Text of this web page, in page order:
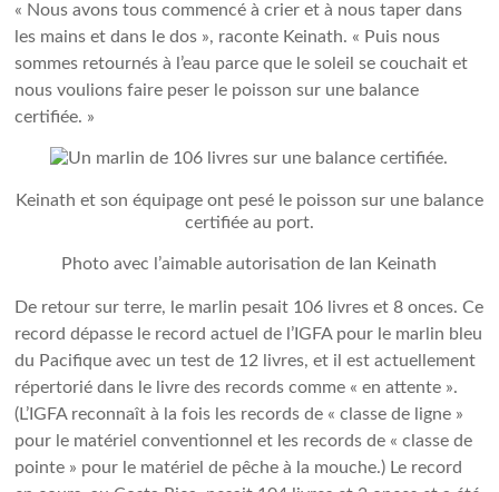
« Nous avons tous commencé à crier et à nous taper dans
les mains et dans le dos », raconte Keinath. « Puis nous
sommes retournés à l’eau parce que le soleil se couchait et
nous voulions faire peser le poisson sur une balance
certifiée. »
Keinath et son équipage ont pesé le poisson sur une balance
certifiée au port.
Photo avec l’aimable autorisation de Ian Keinath
De retour sur terre, le marlin pesait 106 livres et 8 onces. Ce
record dépasse le record actuel de l’IGFA pour le marlin bleu
du Pacifique avec un test de 12 livres, et il est actuellement
répertorié dans le livre des records comme « en attente ».
(L’IGFA reconnaît à la fois les records de « classe de ligne »
pour le matériel conventionnel et les records de « classe de
pointe » pour le matériel de pêche à la mouche.) Le record